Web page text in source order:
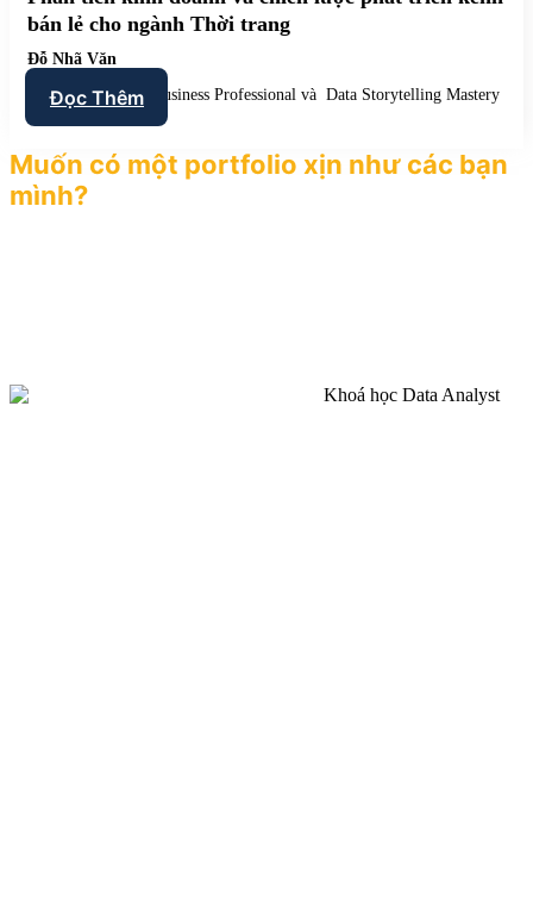
bán lẻ cho ngành Thời trang
Đỗ Nhã Văn
Data Analysis For Business Professional và Data Storytelling Mastery
Đọc Thêm
Muốn có một portfolio xịn như các bạn
mình?